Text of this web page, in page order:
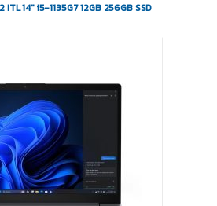
14″ i5-1135G7 12GB 256GB SSD